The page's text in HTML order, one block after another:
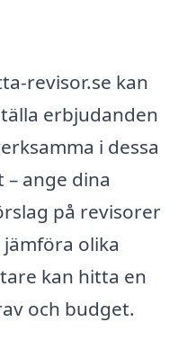
revisor.se kan
erbjudanden
i dessa
ange dina
på revisorer
olika
kan hitta en
och budget.